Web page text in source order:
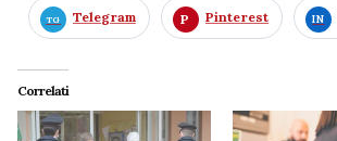
Telegram Pinterest
Correlati